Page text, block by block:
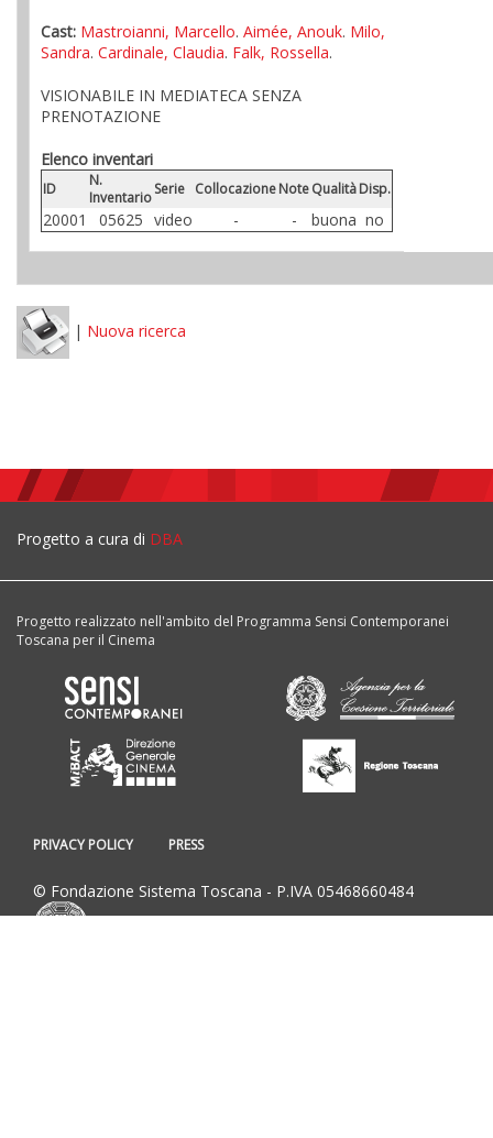
Cast: Mastroianni, Marcello. Aimée, Anouk. Milo,
Sandra. Cardinale, Claudia. Falk, Rossella.
VISIONABILE IN MEDIATECA SENZA
PRENOTAZIONE
Elenco inventari
ID
N.
InventarioSerie CollocazioneNoteQualitàDisp.
20001 05625 video - - buona no
| Nuova ricerca
Progetto a cura di DBA
Progetto realizzato nell'ambito del Programma Sensi Contemporanei
Toscana per il Cinema
PRIVACY POLICY PRESS
© Fondazione Sistema Toscana - P.IVA 05468660484